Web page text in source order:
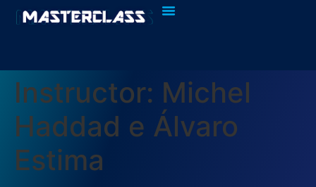
Instructor: Michel
Haddad e Álvaro
Estima